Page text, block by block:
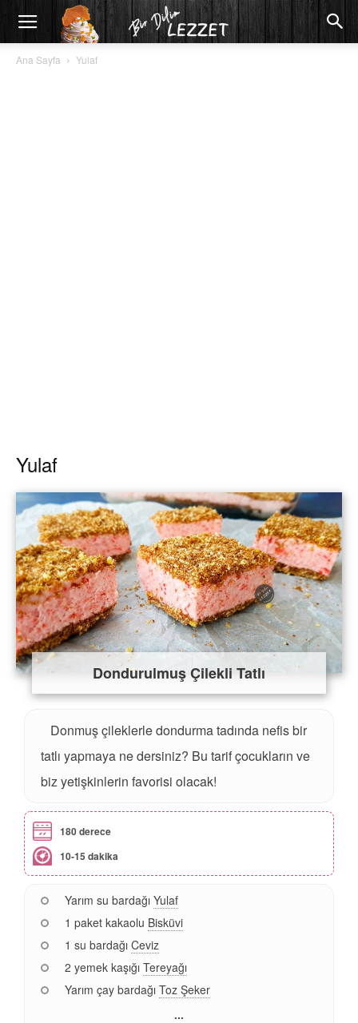
Ana Sayfa Yulaf
Yulaf
Dondurulmuş Çilekli Tatlı
Donmuş çileklerle dondurma tadında nefis bir
tatlı yapmaya ne dersiniz? Bu tarif çocukların ve
biz yetişkinlerin favorisi olacak!
180 derece
10-15 dakika
Yarım su bardağı Yulaf
1 paket kakaolu Bisküvi
1 su bardağı Ceviz
2 yemek kaşığı Tereyağı
Yarım çay bardağı Toz Şeker
...